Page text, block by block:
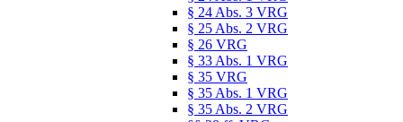
§ 24 Abs. 3 VRG
§ 25 Abs. 2 VRG
§ 26 VRG
§ 33 Abs. 1 VRG
§ 35 VRG
§ 35 Abs. 1 VRG
§ 35 Abs. 2 VRG